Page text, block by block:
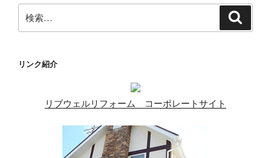
索:
リンク紹介
リブウェルリフォーム コーポレートサイト